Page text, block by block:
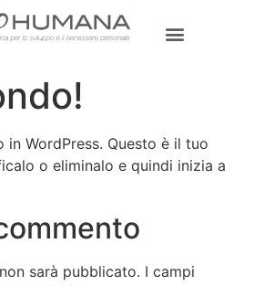
WordPress. Questo è il tuo
o eliminalo e quindi inizia a
sarà pubblicato. I campi